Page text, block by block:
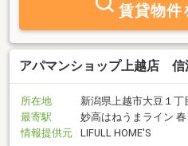
賃貸物件
アパマンショップ上越店
所在地
新潟県上越市大豆１
最寄駅
妙高はねうまライン
情報提供元
LIFULL HOME'S